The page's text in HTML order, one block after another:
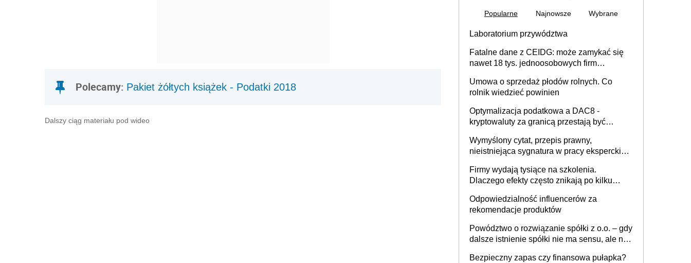
Polecamy: Pakiet żółtych książek - Podatki 2018
Dalszy ciąg materiału pod wideo
Popularne Najnowsze Wybrane
Laboratorium przywództwa
Fatalne dane z CEIDG: może zamykać się
nawet 18 tys. jednoosobowych firm
Umowa o sprzedaż płodów rolnych. Co
rolnik wiedzieć powinien
Optymalizacja podatkowa a DAC8 -
kryptowaluty za granicą przestają być
Wymyślony cytat, przepis prawny,
nieistniejąca sygnatura w pracy eksperckiej -
firmie
Firmy wydają tysiące na szkolenia.
Dlaczego efekty często znikają po kilku
Odpowiedzialność influencerów za
rekomendacje produktów
Powództwo o rozwiązanie spółki z o.o. – gdy
dalsze istnienie spółki nie ma sensu, ale nie
Bezpieczny zapas czy finansowa pułapka?